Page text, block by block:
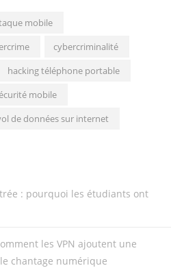
mobile
cybercriminalité
hacking téléphone portable
mobile
de données sur internet
: pourquoi les étudiants ont
les VPN ajoutent une
chantage numérique